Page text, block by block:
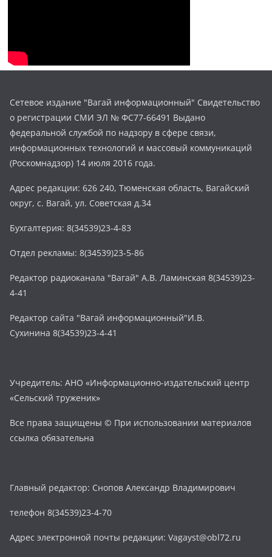
Сетевое издание "Вагай информационный" Свидетельство
о регистрации СМИ ЭЛ № ФС77-66491 Выдано
федеральной службой по надзору в сфере связи,
информационных технологий и массовый коммуникаций
(Роскомнадзор) 14 июля 2016 года.
Адрес редакции: 626 240, Тюменская область, Вагайский
округ, с. Вагай, ул. Советская д.34
Бухгалтерия: 8(34539)23-4-83
Отдел рекламы: 8(34539)23-5-86
Редактор радиоканала "Вагай" А.В. Ламинская 8(34539)23-
4-41
Редактор сайта "Вагай информационный"И.В.
Сухинина 8(34539)23-4-41
Учредитель: АНО «Информационно-издательский центр
«Сельский труженик»
Все права защищены © При использовании материалов
ссылка обязательна
Главный редактор: Снопов Александр Владимирович
телефон 8(34539)23-4-70
Адрес электронной почты редакции: Vagayst@obl72.ru